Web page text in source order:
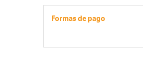
Formas de pago